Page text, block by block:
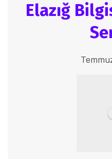
Elazığ